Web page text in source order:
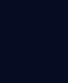
JN